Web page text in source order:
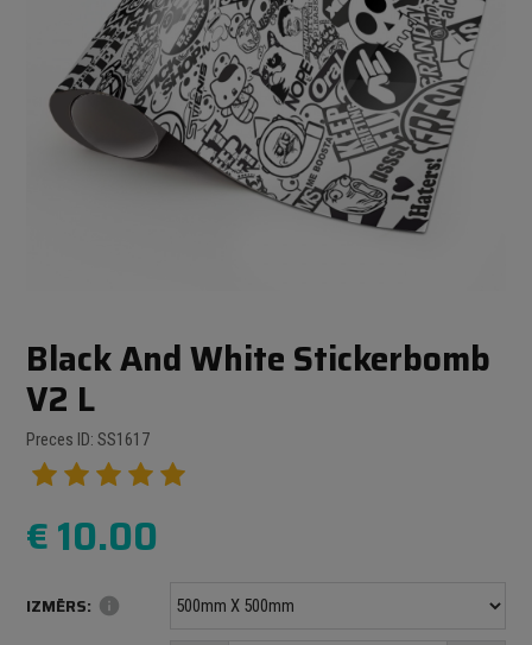
Black And White Stickerbomb
V2 L
Preces ID: SS1617
€10.00
IZMĒRS: info